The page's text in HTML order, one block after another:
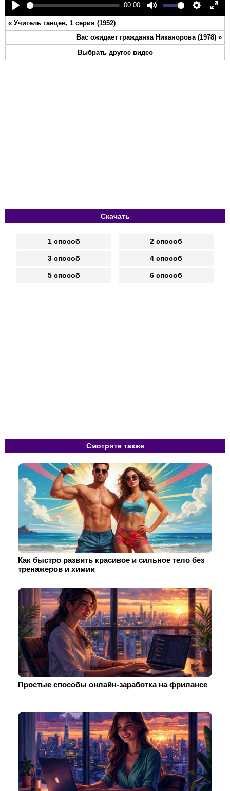
Play
00:00
Mute Settings
« Учитель танцев, 1 серия (1952)
Вас ожидает гражданка Никанорова (1978) »
Выбрать другое видео
Скачать
1 способ 2 способ
3 способ 4 способ
5 способ 6 способ
Смотрите также
Как быстро развить красивое и сильное тело без
тренажеров и химии
Простые способы онлайн-заработка на фрилансе